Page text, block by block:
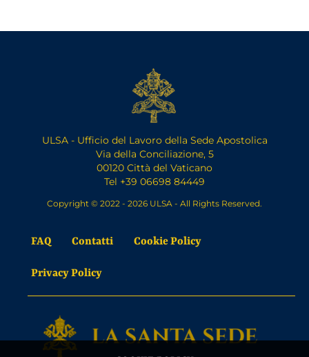
ULSA - Ufficio del Lavoro della Sede Apostolica
Via della Conciliazione, 5
00120 Città del Vaticano
Tel +39 06698 84449
Copyright © 2022 - 2026 ULSA - All Rights Reserved.
FAQ Contatti Cookie Policy
Privacy Policy